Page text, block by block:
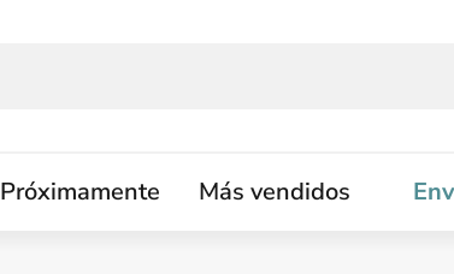
Próximamente Más vendidos